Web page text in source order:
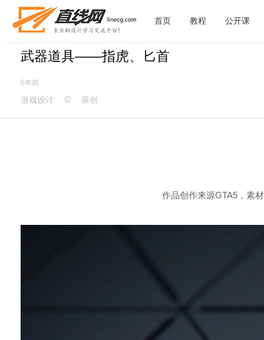
首页 教程 公开课
武器道具——指虎、匕首
6年前
游戏设计 © 原创
作品创作来源GTA5，素